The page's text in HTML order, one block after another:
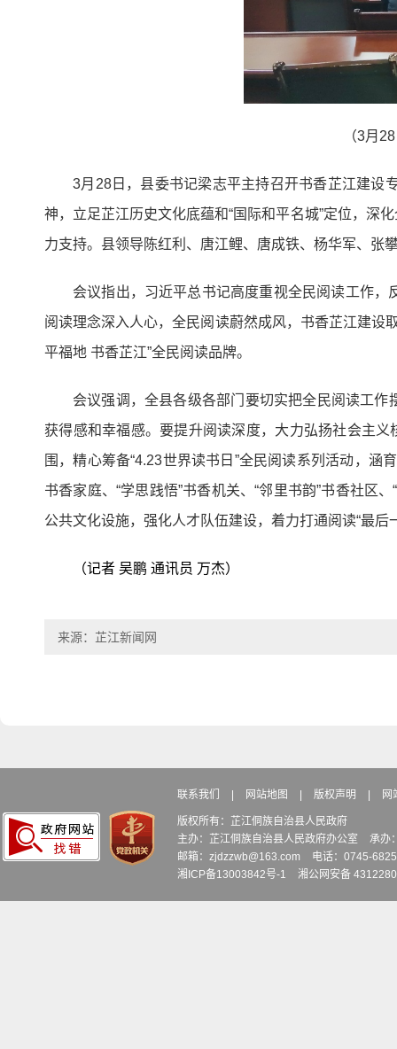
（3月
3月28日，县委书记梁志平主持召开书香芷江建设
神，立足芷江历史文化底蕴和“国际和平名城”定位，深
力支持。县领导陈红利、唐江鲤、唐成铁、杨华军、张
会议指出，习近平总书记高度重视全民阅读工作
阅读理念深入人心，全民阅读蔚然成风，书香芷江建设
平福地 书香芷江”全民阅读品牌。
会议强调，全县各级各部门要切实把全民阅读工作
获得感和幸福感。要提升阅读深度，大力弘扬社会主
围，精心筹备“4.23世界读书日”全民阅读系列活动，涵
书香家庭、“学思践悟”书香机关、“邻里书韵”书香社区
公共文化设施，强化人才队伍建设，着力打通阅读“最后
（记者 吴鹏 通讯员 万杰）
来源：芷江新闻网
联系我们 | 网站地图 | 版权声明 | 网
版权所有：芷江侗族自治县人民政府
主办：芷江侗族自治县人民政府办公室
承办
邮箱：zjdzzwb@163.com
电话：0745-
湘ICP备13003842号-1
湘公网安备